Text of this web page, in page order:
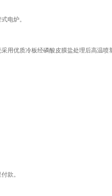
电炉。
用优质冷板经磷酸皮膜盐处理后高温喷
款。